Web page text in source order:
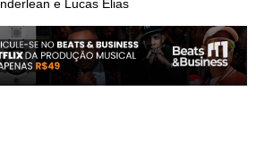
e Lucas Elias